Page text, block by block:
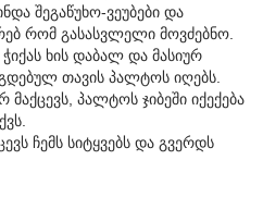
შეგაწუხო-ვეუბები და
რომ გასასვლელი მოვძებნო.
ხის დაბალ და მასიურ
თავის პალტოს იღებს.
პალტოს ჯიბეში იქექება
ჩემს სიტყვებს და გვერდს